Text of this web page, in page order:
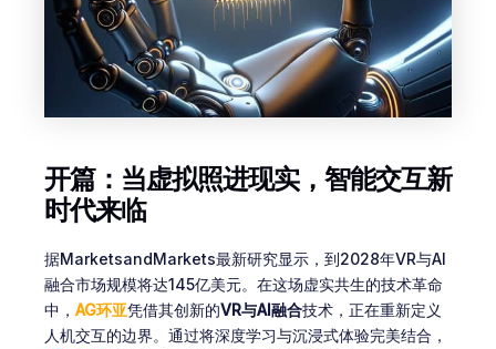
开篇：当虚拟照进现实，智能交互新
时代来临
据MarketsandMarkets最新研究显示，到2028年VR与AI
融合市场规模将达145亿美元。在这场虚实共生的技术革命
中， AG环亚凭借其创新的VR与AI融合技术，正在重新定义
人机交互的边界。通过将深度学习与沉浸式体验完美结合，